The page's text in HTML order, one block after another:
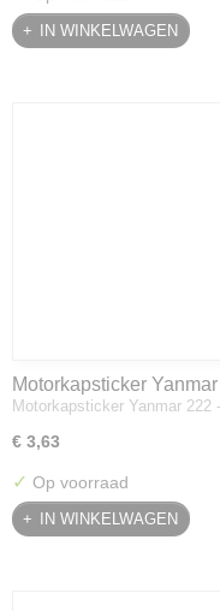
IN WINKELWAGEN
Motorkapsticker
Motorkapsticker Yanmar
€ 3,63
✓ Op voorraad
IN WINKELWAGEN